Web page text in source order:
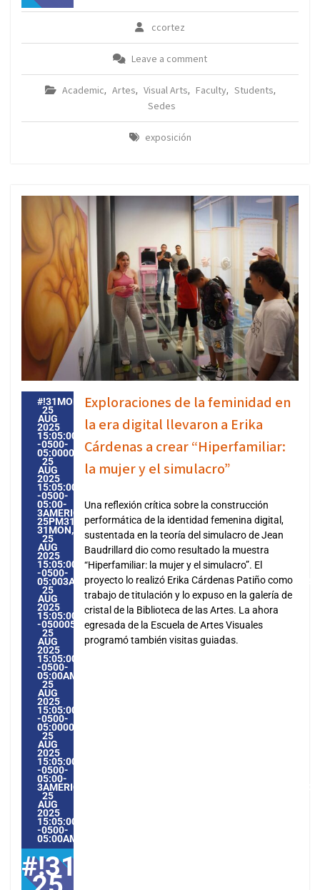
ccortez
Leave a comment
Academic, Artes, Visual Arts, Faculty, Students,
Sedes
exposición
#!31MON,
25
AUG
2025
15:05:00
-0500-
05:000031#31MON,
25
AUG
2025
15:05:00
-0500-
05:00-
3AMERICA/GUAYAQUIL3131AMERICA/GUAYAQUIL202531
25PM31PM-
31MON,
25
AUG
2025
15:05:00
-0500-
05:003AMERICA/GUAYAQUIL3131AMERICA/
25
AUG
2025
15:05:00
-0500053058PMMONDAY=1009#!31MON,
25
AUG
2025
15:05:00
-0500-
05:00AMERICA/GUAYAQUIL8#AUG#!31MON,
25
AUG
2025
15:05:00
-0500-
05:000031#/31MON,
25
AUG
2025
15:05:00
-0500-
05:00-
3AMERICA/GUAYAQUIL3131AMERICA/
25
AUG
2025
15:05:00
-0500-
05:00AMERICA/GUAYAQUIL8#
#!31Mon,
Exploraciones de la feminidad en
la era digital llevaron a Erika
Cárdenas a crear “Hiperfamiliar:
la mujer y el simulacro”
Una reflexión crítica sobre la construcción
performática de la identidad femenina digital,
sustentada en la teoría del simulacro de Jean
Baudrillard dio como resultado la muestra
“Hiperfamiliar: la mujer y el simulacro”. El
proyecto lo realizó Erika Cárdenas Patiño como
trabajo de titulación y lo expuso en la galería de
cristal de la Biblioteca de las Artes. La ahora
egresada de la Escuela de Artes Visuales
programó también visitas guiadas.